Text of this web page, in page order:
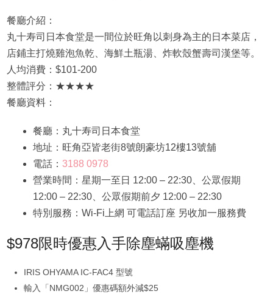
餐廳介紹：
丸十寿司日本食堂是一間位於旺角以刺身為主的日本菜店，
店鋪主打燒雞泡魚乾、海鮮土瓶湯、炸軟殼蟹壽司漢堡等。
人均消費：$101-200
整體評分：★★★★
餐廳資料：
餐廳：丸十寿司日本食堂
地址：旺角亞皆老街8號朗豪坊12樓13號舖
電話： 3188 0978
營業時間：星期一至日 12:00 – 22:30、公眾假期
12:00 – 22:30、公眾假期前夕 12:00 – 22:30
特別服務：Wi-Fi上網 可電話訂座 另收加一服務費
$978限時優惠入手除塵蟎吸塵機
IRIS OHYAMA IC-FAC4 型號
輸入「NMG002」優惠碼額外減$25